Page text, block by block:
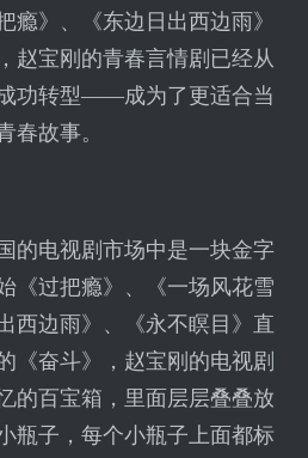
瘾》、《东边日出西边雨》
赵宝刚的青春言情剧已经从
功转型——成为了更适合当
春故事。
的电视剧市场中是一块金字
《过把瘾》、《一场风花雪
西边雨》、《永不瞑目》直
《奋斗》，赵宝刚的电视剧
的百宝箱，里面层层叠叠放
瓶子，每个小瓶子上面都标